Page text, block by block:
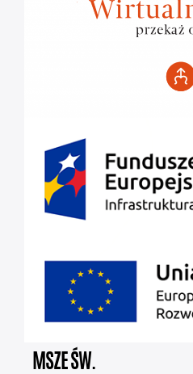
MSZE ŚW.